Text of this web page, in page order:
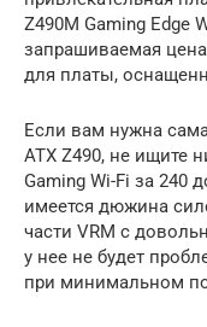
Z490M Gaming Edge
запрашиваемая
для платы,
Если вам нужна
ATX Z490, не ищите
Gaming Wi-Fi за 240
имеется дюжина
части VRM с
у нее не будет
при минимальном